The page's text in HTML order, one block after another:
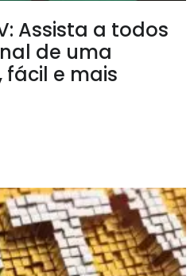
Assista a todos
de uma
e mais